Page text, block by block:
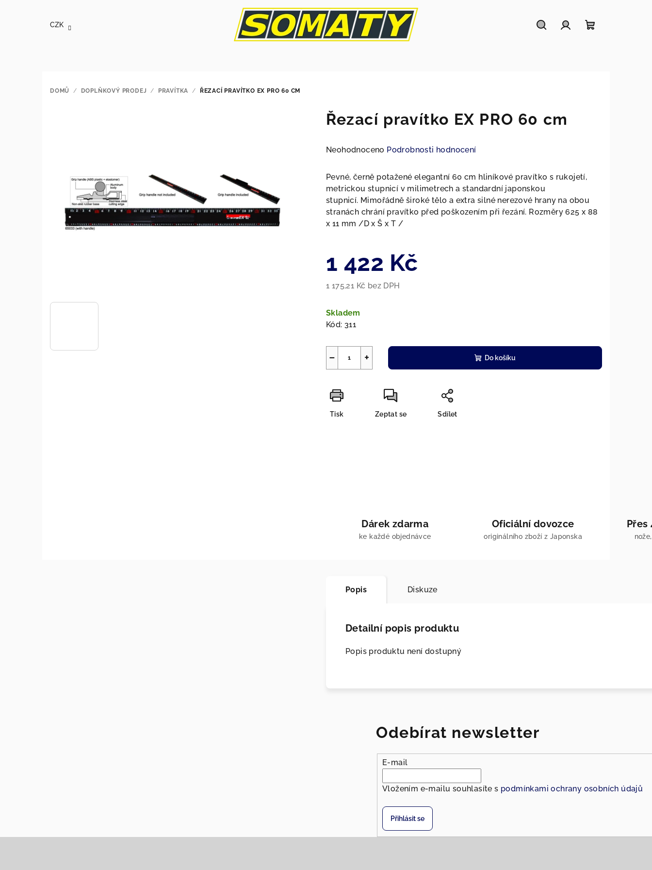
CZK
DOMŮ / DOPLŇKOVÝ PRODEJ / PRAVÍTKA / ŘEZACÍ PRAVÍTKO EX PRO 60 CM
Řezací pravítko EX PRO 60 cm
Průměrné
produktu
0,0
Neohodnoceno Podrobnosti hodnocení
Pevné, černě potažené elegantní 60 cm hliníkové pravítko s rukojetí,
metrickou stupnicí v milimetrech a standardní japonskou
stupnicí. Mimořádně široké tělo a extra silné nerezové hrany na obou
stranách chrání pravítko před poškozením při řezání. Rozměry 625 x 88
x 11 mm /D x Š x T /
1 422 Kč
1 175,21 Kč bez DPH
cena:
Skladem
Kód: 311
+
− Do košíku
Tisk Zeptat se Sdílet
Dárek zdarma
ke každé objednávce
Oficiální dovozce
originálního zboží z Japonska
Přes
Popis Diskuze
Detailní popis produktu
Popis produktu není dostupný
Odebírat newsletter
E-mail
Vložením e-mailu souhlasíte s podmínkami ochrany osobních údajů
Přihlásit se